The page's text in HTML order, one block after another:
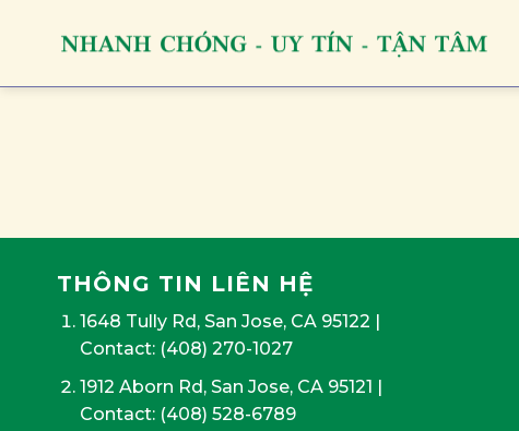
THÔNG TIN LIÊN HỆ
1648 Tully Rd, San Jose, CA 95122 |
Contact: (408) 270-1027
1912 Aborn Rd, San Jose, CA 95121 |
Contact: (408) 528-6789